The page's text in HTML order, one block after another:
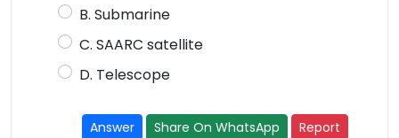
B. Submarine
C. SAARC satellite
D. Telescope
Answer Share On WhatsApp Report